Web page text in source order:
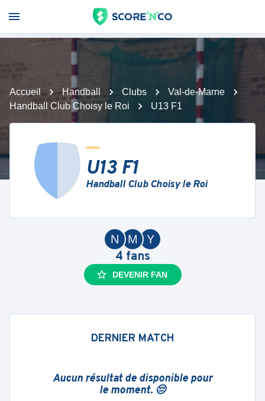
Accueil Handball Clubs
Val-de-Marne
Handball Club Choisy le Roi
U13 F1
U13 F1
Handball Club Choisy le Roi
Y
M
N
4 fans
DEVENIR FAN
DERNIER MATCH
Aucun résultat de disponible pour
le moment. 😔